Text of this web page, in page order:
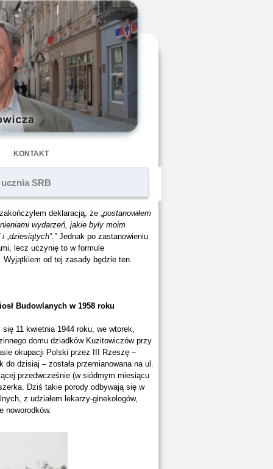
KONTAKT
SRB
deklaracją, że „postanowiłem
wydarzeń, jakie były moim
„dziesiątych”.”Jednak po zastanowieniu
lecz uczynię to w formule
Wyjątkiem od tej zasady będzie ten
Budowlanych w 1958 roku
11 kwietnia 1944 roku, we wtorek,
domu dziadków Kuzitowiczów przy
okupacji Polski przez III Rzeszę –
dzisiaj – została przemianowana na ul.
przedwcześnie (w siódmym miesiącu
Dziś takie porody odbywają się w
z udziałem lekarzy-ginekologów,
noworodków.